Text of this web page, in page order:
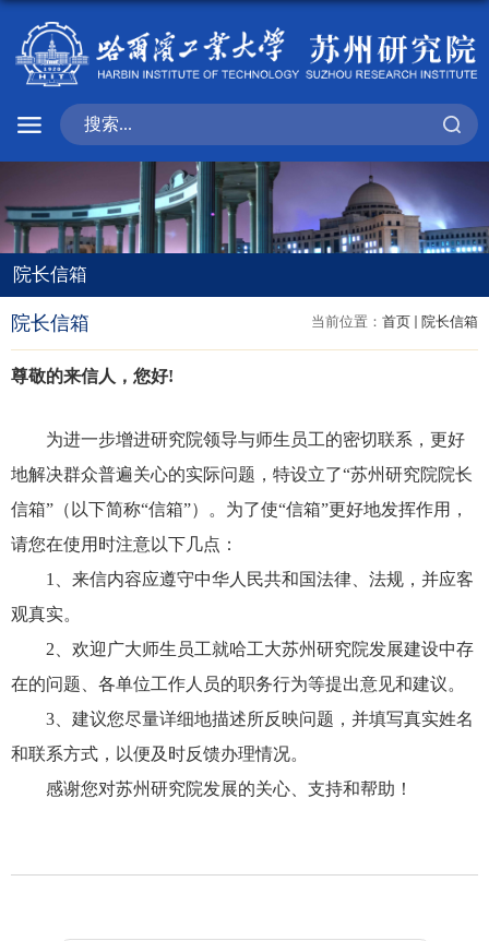
院长信箱
当前位置： 首页 院长信箱
院长信箱
尊敬的来信人，您好!
为进一步增进研究院领导与师生员工的密切联系，更好
地解决群众普遍关心的实际问题，特设立了“苏州研究院院长
信箱”（以下简称“信箱”）。为了使“信箱”更好地发挥作用，
请您在使用时注意以下几点：
1、 来信内容应遵守中华人民共和国法律、法规，并应客
观真实。
2、 欢迎广大师生员工就哈工大苏州研究院发展建设中存
在的问题、各单位工作人员的职务行为等提出意见和建议。
3、 建议您尽量详细地描述所反映问题，并填写真实姓名
和联系方式，以便及时反馈办理情况。
感谢您对苏州研究院发展的关心、支持和帮助！